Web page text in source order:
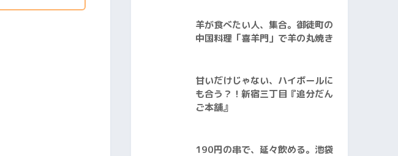
羊が食べたい人、集合。御徒町の
中国料理「喜羊門」で羊の丸焼き
甘いだけじゃない、ハイボールに
も合う？！新宿三丁目『追分だん
ご本舗』
190円の串で、延々飲める。池袋